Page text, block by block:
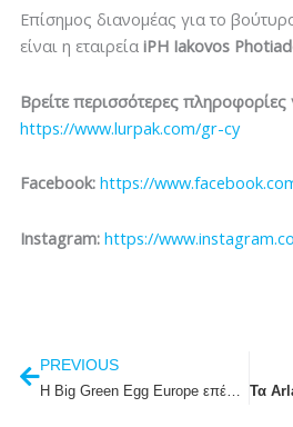
Επίσημος διανομέας για το
είναι η εταιρεία iPH Iakovos
Βρείτε περισσότερες πληροφορίες
https://www.lurpak.com/gr-cy
Facebook: https://
Instagram: https://
PREVIOUS
H Big Green Egg Europe επέλεξε την Κύπρο για να φιλοξενήσει το ετήσιο Συνέδριο Διανομέων της για το έτος 2022.